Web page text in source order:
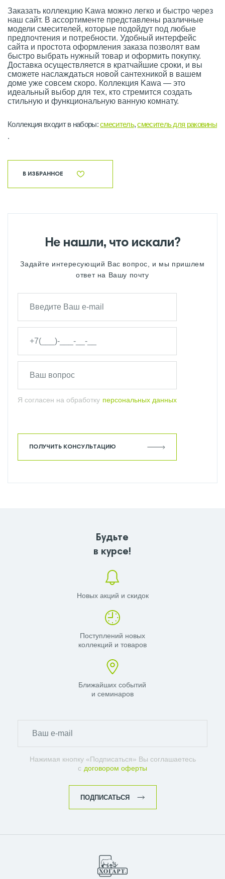
Заказать коллекцию Kawa можно легко и быстро через
наш сайт. В ассортименте представлены различные
модели смесителей, которые подойдут под любые
предпочтения и потребности. Удобный интерфейс
сайта и простота оформления заказа позволят вам
быстро выбрать нужный товар и оформить покупку.
Доставка осуществляется в кратчайшие сроки, и вы
сможете наслаждаться новой сантехникой в вашем
доме уже совсем скоро. Коллекция Kawa — это
идеальный выбор для тех, кто стремится создать
стильную и функциональную ванную комнату.
Коллекция входит в наборы:смеситель,смеситель для раковины
.
В ИЗБРАННОЕ
Не нашли, что искали?
Задайте интересующий Вас вопрос, и мы пришлем
ответ на Вашу почту
Я согласен на обработку персональных данных
ПОЛУЧИТЬ КОНСУЛЬТАЦИЮ
Будьте
в курсе!
Новых акций и скидок
Поступлений новых
коллекций и товаров
Ближайших событий
и семинаров
Нажимая кнопку «Подписаться» Вы соглашаетесь
с договором оферты
ПОДПИСАТЬСЯ